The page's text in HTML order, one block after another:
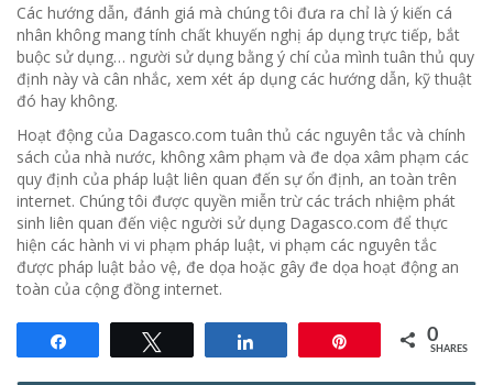
Các hướng dẫn, đánh giá mà chúng tôi đưa ra chỉ là ý kiến cá
nhân không mang tính chất khuyến nghị áp dụng trực tiếp, bắt
buộc sử dụng… người sử dụng bằng ý chí của mình tuân thủ quy
định này và cân nhắc, xem xét áp dụng các hướng dẫn, kỹ thuật
đó hay không.
Hoạt động của Dagasco.com tuân thủ các nguyên tắc và chính
sách của nhà nước, không xâm phạm và đe dọa xâm phạm các
quy định của pháp luật liên quan đến sự ổn định, an toàn trên
internet. Chúng tôi được quyền miễn trừ các trách nhiệm phát
sinh liên quan đến việc người sử dụng Dagasco.com để thực
hiện các hành vi vi phạm pháp luật, vi phạm các nguyên tắc
được pháp luật bảo vệ, đe dọa hoặc gây đe dọa hoạt động an
toàn của cộng đồng internet.
0
SHARES